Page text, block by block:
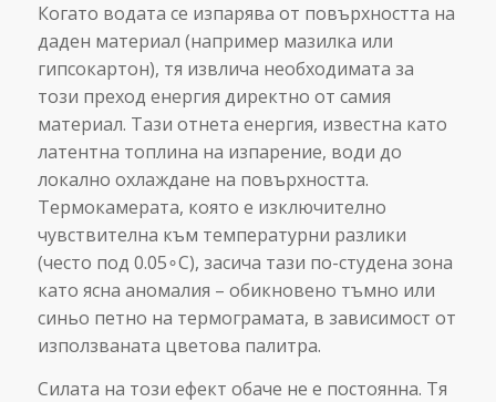
Когато водата се изпарява от повърхността на
даден материал (например мазилка или
гипсокартон), тя извлича необходимата за
този преход енергия директно от самия
материал. Тази отнета енергия, известна като
латентна топлина на изпарение, води до
локално охлаждане на повърхността.
Термокамерата, която е изключително
чувствителна към температурни разлики
(често под 0.05∘C), засича тази по-студена зона
като ясна аномалия – обикновено тъмно или
синьо петно на термограмата, в зависимост от
използваната цветова палитра.
Силата на този ефект обаче не е постоянна. Тя